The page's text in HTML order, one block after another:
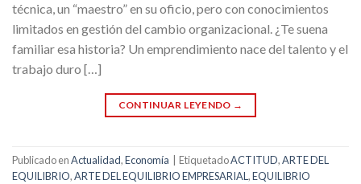
técnica, un “maestro” en su oficio, pero con conocimientos
limitados en gestión del cambio organizacional. ¿Te suena
familiar esa historia? Un emprendimiento nace del talento y el
trabajo duro […]
CONTINUAR LEYENDO →
Publicado enActualidad,Economía EtiquetadoACTITUD,ARTE DEL
EQUILIBRIO,ARTE DEL EQUILIBRIO EMPRESARIAL,EQUILIBRIO